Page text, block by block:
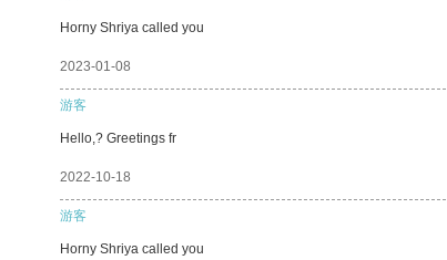
Horny Shriya called you
2023-01-08
游客
Hello,? Greetings fr
2022-10-18
游客
Horny Shriya called you